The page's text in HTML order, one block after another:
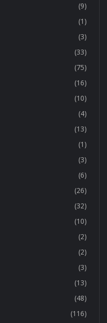
(9)
(1)
(3)
(33)
(75)
(16)
(10)
(4)
(13)
(1)
(3)
(6)
(26)
(32)
(10)
(2)
(2)
(3)
(13)
(48)
(116)